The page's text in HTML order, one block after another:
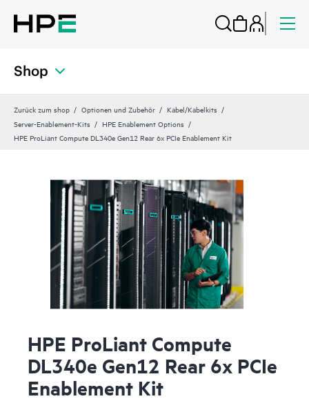
Shop
Zurück zum shop Optionen und Zubehör
Kabel/Kabelkits
Server-Enablement-Kits
HPE Enablement Options
HPE ProLiant Compute DL340e Gen12 Rear 6x PCIe Enablement Kit
HPE ProLiant Compute
DL340e Gen12 Rear 6x PCIe
Enablement Kit